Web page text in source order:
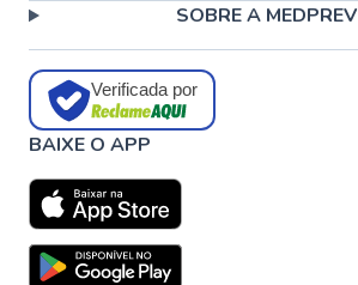
SOBRE A MEDPREV
Verificada por
BAIXE O APP